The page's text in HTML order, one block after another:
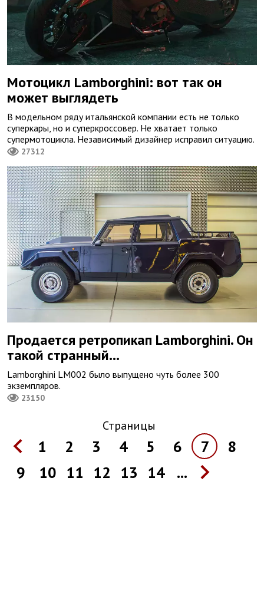
Мотоцикл Lamborghini: вот так он
может выглядеть
В модельном ряду итальянской компании есть не только
суперкары, но и суперкроссовер. Не хватает только
супермотоцикла. Независимый дизайнер исправил ситуацию.
27312
Продается ретропикап Lamborghini. Он
такой странный...
Lamborghini LM002 было выпущено чуть более 300
экземпляров.
23150
Страницы
1 2 3 4 5 6 7
8
9
10 11 12 13 14 ...